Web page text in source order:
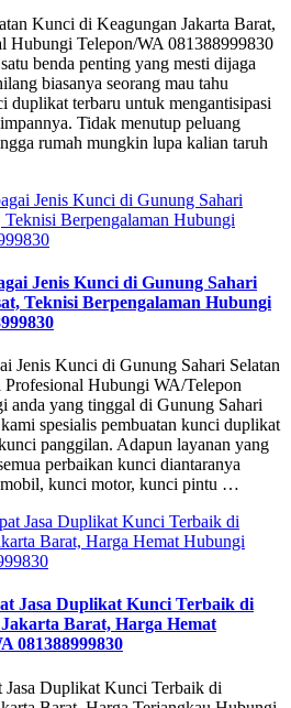
Kunci di Keagungan Jakarta Barat,
Hubungi Telepon/WA 081388999830
benda penting yang mesti dijaga
biasanya seorang mau tahu
duplikat terbaru untuk mengantisipasi
Tidak menutup peluang
rumah mungkin lupa kalian taruh
Jenis Kunci di Gunung Sahari
Teknisi Berpengalaman Hubungi
Jenis Kunci di Gunung Sahari Selatan
Profesional Hubungi WA/Telepon
anda yang tinggal di Gunung Sahari
kami spesialis pembuatan kunci duplikat
panggilan. Adapun layanan yang
perbaikan kunci diantaranya
kunci motor, kunci pintu …
Jasa Duplikat Kunci Terbaik di
Barat, Harga Hemat
081388999830
Jasa Duplikat Kunci Terbaik di